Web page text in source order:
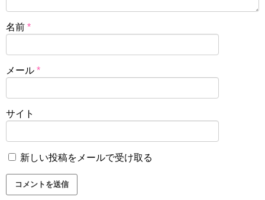
名前 *
メール *
サイト
新しい投稿をメールで受け取る